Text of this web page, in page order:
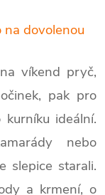
dovolenou
víkend pryč,
pak pro
ideální.
nebo
slepice starali.
a krmení, o